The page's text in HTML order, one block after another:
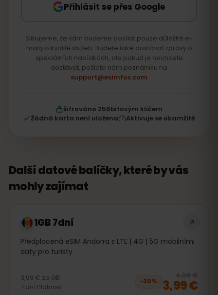
Přihlásit se přes Google
Slibujeme, že vám budeme posílat pouze důležité e-
maily o kvalitě služeb. Budete také dostávat zprávy o
speciálních nabídkách, ale pokud je nechcete
dostávat, pošlete nám poznámku na
support@esimfox.com
šifrováno 256bitovým klíčem
Žádná karta není uložena
Aktivuje se okamžitě
Další datové balíčky, které by vás
mohly zajímat
1GB 7dní
Předplacená eSIM Andorra s LTE | 4G | 5G mobilními
daty pro turisty
3,99 € za GB
7 dní Platnost
−20%
4,99 €
3,99 €